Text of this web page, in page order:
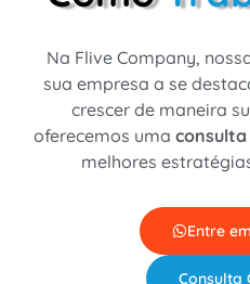
Na Flive Company,
sua empresa a se
crescer de maneira
oferecemos uma
melhores
Entre
Consulta